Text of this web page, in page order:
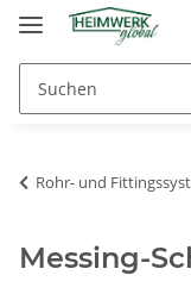
Rohr- und
Messing-